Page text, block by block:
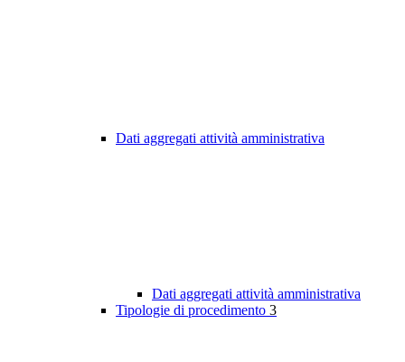
Dati aggregati attività amministrativa
Dati aggregati attività amministrativa
Tipologie di procedimento 3